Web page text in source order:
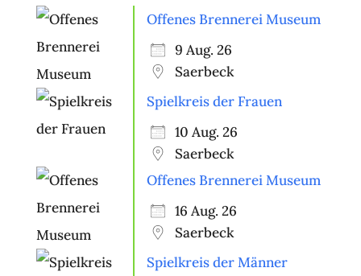
Offenes Brennerei Museum
9 Aug. 26
Saerbeck
Spielkreis der Frauen
10 Aug. 26
Saerbeck
Offenes Brennerei Museum
16 Aug. 26
Saerbeck
Spielkreis der Männer